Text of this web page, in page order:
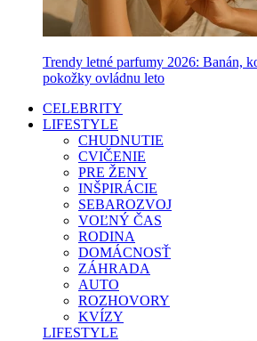
Trendy letné parfumy 2026: Banán,
pokožky ovládnu leto
CELEBRITY
LIFESTYLE
CHUDNUTIE
CVIČENIE
PRE ŽENY
INŠPIRÁCIE
SEBAROZVOJ
VOĽNÝ ČAS
RODINA
DOMÁCNOSŤ
ZÁHRADA
AUTO
ROZHOVORY
KVÍZY
LIFESTYLE